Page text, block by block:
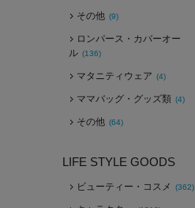
その他 (9)
ロンパース・カバーオー
ル (136)
マタニティウェア (4)
ママバッグ・グッズ類 (4)
その他 (64)
LIFE STYLE GOODS
ビューティー・コスメ (362)